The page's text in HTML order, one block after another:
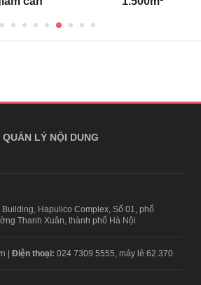
LÝ NỘI DUNG
Hapulico Complex, Số 01, phố
Thanh Xuân, thành phố Hà Nội
| Điện thoại: 024 7309 5555, máy lẻ 62.370